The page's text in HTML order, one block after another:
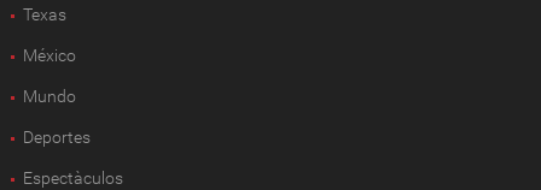
Texas
México
Mundo
Deportes
Espectàculos